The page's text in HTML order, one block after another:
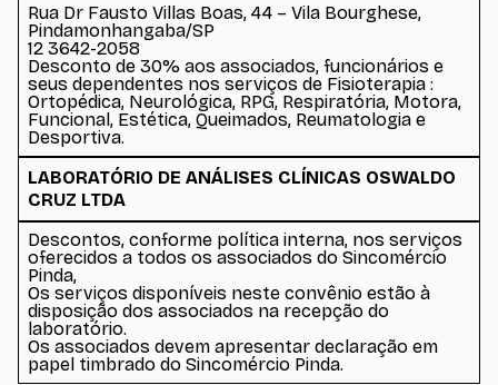
Rua Dr Fausto Villas Boas, 44 – Vila Bourghese,
Pindamonhangaba/SP
12 3642-2058
Desconto de 30% aos associados, funcionários e
seus dependentes nos serviços de Fisioterapia :
Ortopédica, Neurológica, RPG, Respiratória, Motora,
Funcional, Estética, Queimados, Reumatologia e
Desportiva.
LABORATÓRIO DE ANÁLISES CLÍNICAS OSWALDO
CRUZ LTDA
Descontos, conforme política interna, nos serviços
oferecidos a todos os associados do Sincomércio
Pinda,
Os serviços disponíveis neste convênio estão à
disposição dos associados na recepção do
laboratório.
Os associados devem apresentar declaração em
papel timbrado do Sincomércio Pinda.